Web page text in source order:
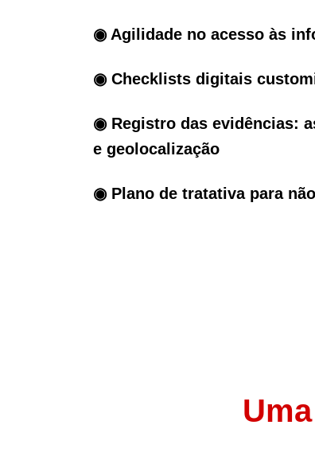
◉ Agilidade no acesso às
◉ Checklists digitais
◉ Registro das evidências:
e geolocalização
◉ Plano de tratativa para